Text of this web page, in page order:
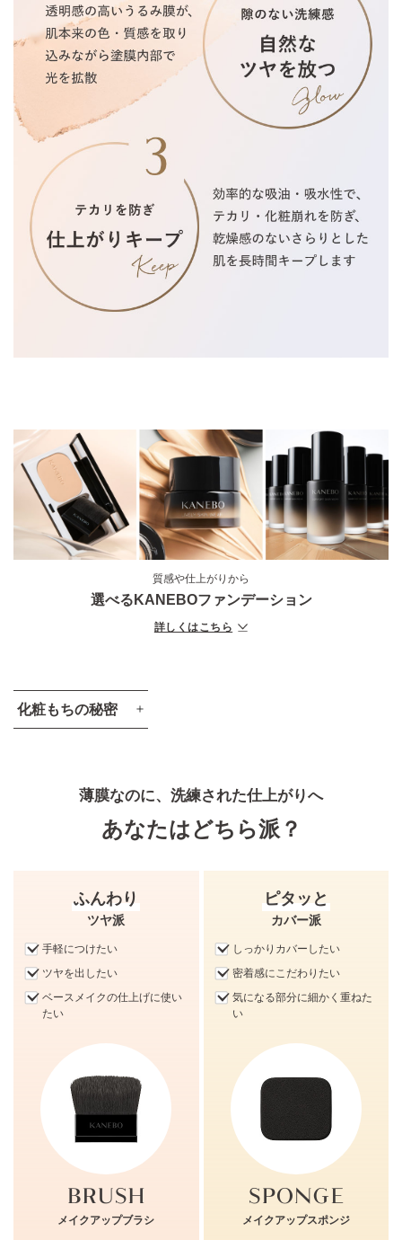
質感や仕上がりから
選べるKANEBOファンデーション
詳しくはこちら
化粧もちの秘密
オイルアジャストメントシルキーパウダー
ジェルコーティング粉体とのかけ合わせにより高い吸
ジェルを透明基板に塗布して乾燥させたもの
薄膜なのに、洗練された仕上がりへ
あなたはどちら派？
ふんわり
ツヤ派
手軽につけたい
ツヤを出したい
ベースメイクの仕上げに使い
たい
メイクアップブラシ
ピタッと
カバー派
しっかりカバーしたい
密着感にこだわりたい
気になる部分に細かく重ねた
い
メイクアップスポンジ